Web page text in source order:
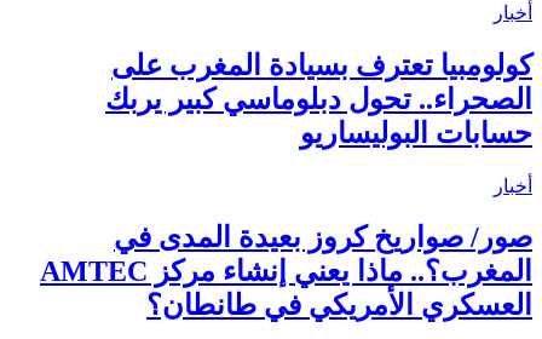
أخبار
كولومبيا تعترف بسيادة المغرب على
الصحراء.. تحول دبلوماسي كبير يربك
حسابات البوليساريو
أخبار
صور/ صواريخ كروز بعيدة المدى في
المغرب؟.. ماذا يعني إنشاء مركز AMTEC
العسكري الأمريكي في طانطان؟